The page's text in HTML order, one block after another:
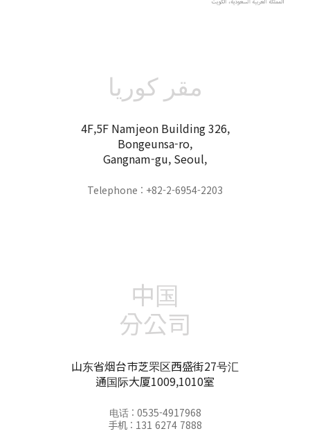
مقر كوريا
4F,5F Namjeon Building 326,
Bongeunsa-ro,
Gangnam-gu, Seoul,
Telephone : +82-2-6954-2203
中国
分公司
山东省烟台市芝罘区西盛街27号汇
通国际大厦1009,1010室
电话 : 0535-4917968
手机 : 131 6274 7888